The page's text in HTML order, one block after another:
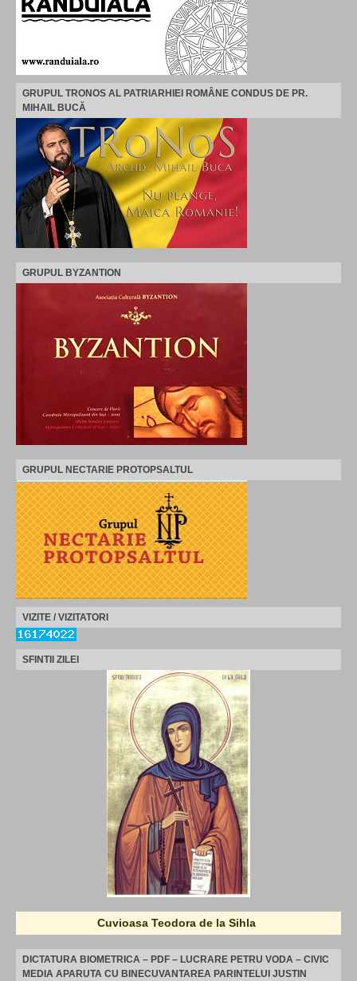
GRUPUL TRONOS AL PATRIARHIEI ROMÂNE CONDUS DE PR.
MIHAIL BUCĂ
GRUPUL BYZANTION
GRUPUL NECTARIE PROTOPSALTUL
VIZITE / VIZITATORI
SFINTII ZILEI
Cuvioasa Teodora de la Sihla
DICTATURA BIOMETRICA – PDF – LUCRARE PETRU VODA – CIVIC
MEDIA APARUTA CU BINECUVANTAREA PARINTELUI JUSTIN